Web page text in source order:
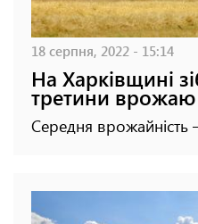
18 серпня, 2022 - 15:14
На Харківщині
третини врожаю
Середня